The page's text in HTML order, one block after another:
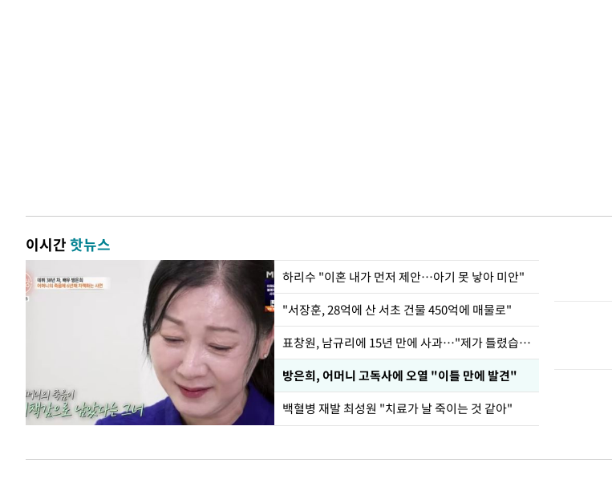
이시간핫뉴스
하리수 "이혼 내가 먼저 제안…아기 못 낳아 미안"
"서장훈, 28억에 산 서초 건물 450억에 매물로"
표창원, 남규리에 15년 만에 사과…"제가 틀렸습니다"
방은희, 어머니 고독사에 오열 "이틀 만에 발견"
백혈병 재발 최성원 "치료가 날 죽이는 것 같아"